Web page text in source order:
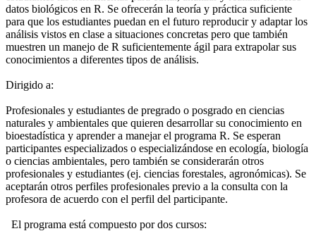
datos biológicos en R. Se ofrecerán la teoría y práctica suficiente
para que los estudiantes puedan en el futuro reproducir y adaptar los
análisis vistos en clase a situaciones concretas pero que también
muestren un manejo de R suficientemente ágil para extrapolar sus
conocimientos a diferentes tipos de análisis.
Dirigido a:
Profesionales y estudiantes de pregrado o posgrado en ciencias
naturales y ambientales que quieren desarrollar su conocimiento en
bioestadística y aprender a manejar el programa R. Se esperan
participantes especializados o especializándose en ecología, biología
o ciencias ambientales, pero también se considerarán otros
profesionales y estudiantes (ej. ciencias forestales, agronómicas). Se
aceptarán otros perfiles profesionales previo a la consulta con la
profesora de acuerdo con el perfil del participante.
El programa está compuesto por dos cursos: